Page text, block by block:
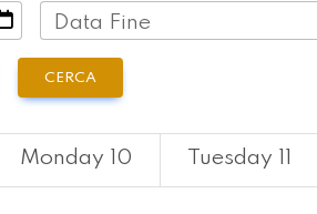
Data Fine
CERCA
Monday 10 Tuesday 11